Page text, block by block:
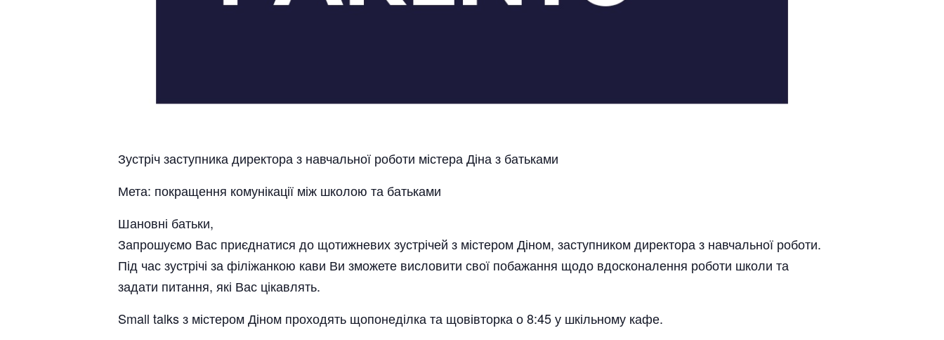
Зустріч заступника директора з навчальної роботи містера Діна з батьками
Мета: покращення комунікації між школою та батьками
Шановні батьки,
Запрошуємо Вас приєднатися до щотижневих зустрічей з містером Діном, заступником директора з навчальної роботи.
Під час зустрічі за філіжанкою кави Ви зможете висловити свої побажання щодо вдосконалення роботи школи та
задати питання, які Вас цікавлять.
Small talks з містером Діном проходять щопонеділка та щовівторка о 8:45 у шкільному кафе.